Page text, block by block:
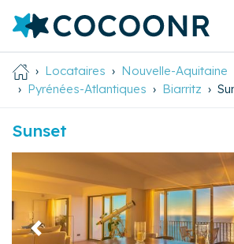
Locataires
Nouvelle-Aquitaine
Pyrénées-Atlantiques
Biarritz
Sunset
Précédent